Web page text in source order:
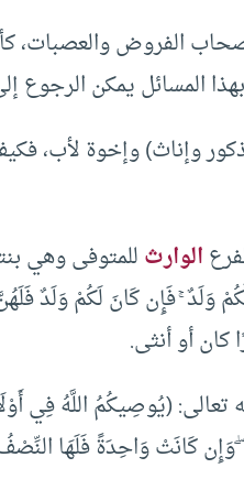
الفروض والعصبات،
المسائل يمكن الرجوع
وإناث) وإخوة لأب،
الوارثللمتوفى وهي
وَلَدٌ ۚ فَإِن كَانَ لَكُمْ وَلَدٌ
تعالى: (يُوصِيكُمُ اللَّهُ فِي
كَانَتْ وَاحِدَةً فَلَهَا